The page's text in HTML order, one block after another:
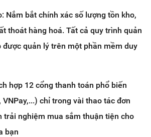
Nắm bắt chính xác số lượng tồn kho,
thoát hàng hoá. Tất cả quy trình quản
được quản lý trên một phần mềm duy
hợp 12 cổng thanh toán phổ biến
VNPay,...) chỉ trong vài thao tác đơn
trải nghiệm mua sắm thuận tiện cho
bạn